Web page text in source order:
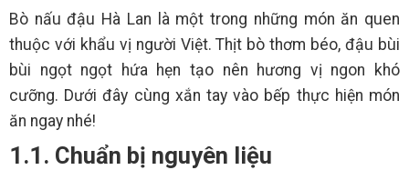
Bò nấu đậu Hà Lan là một trong những món ăn quen
thuộc với khẩu vị người Việt. Thịt bò thơm béo, đậu bùi
bùi ngọt ngọt hứa hẹn tạo nên hương vị ngon khó
cưỡng. Dưới đây cùng xắn tay vào bếp thực hiện món
ăn ngay nhé!
1.1. Chuẩn bị nguyên liệu